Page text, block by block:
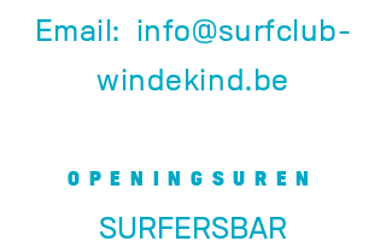
Email: info@surfclub-
windekind.be
OPENINGSUREN
SURFERSBAR